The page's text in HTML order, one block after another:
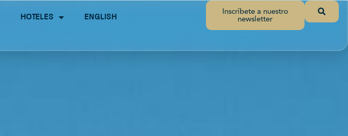
Hoteles English Inscríbete a nuestro
newsletter